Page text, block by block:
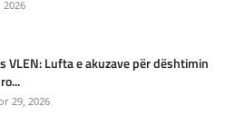
2026
VLEN: Lufta e akuzave për dështimin
29, 2026